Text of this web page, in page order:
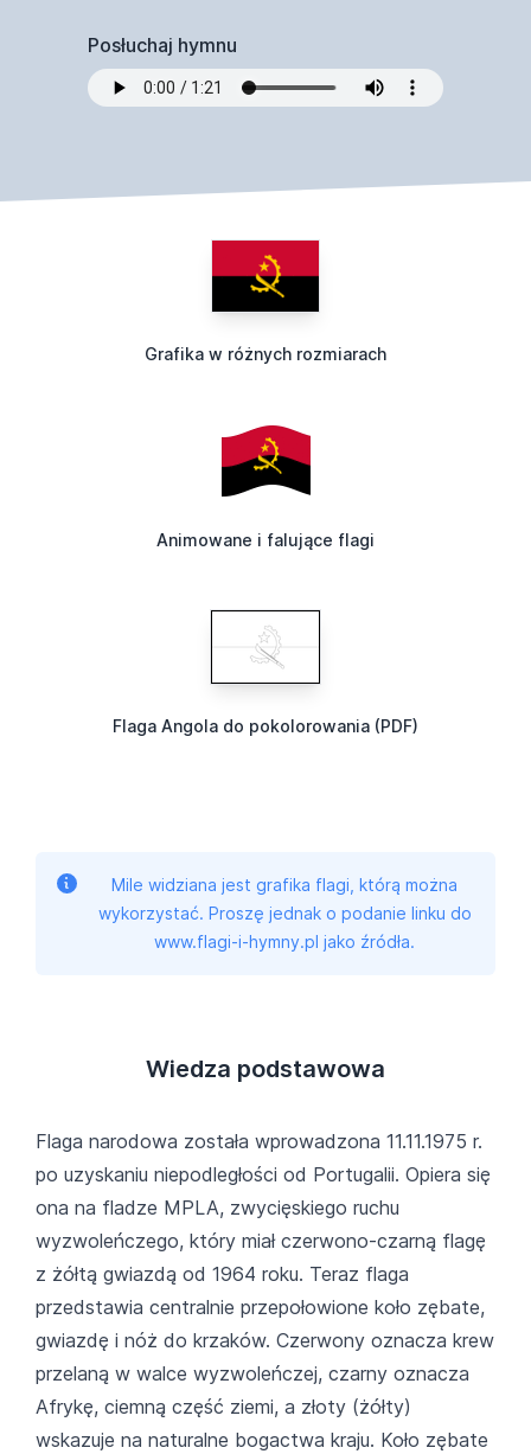
Posłuchaj hymnu
Grafika w różnych rozmiarach
Animowane i falujące flagi
Flaga Angola do pokolorowania (PDF)
Mile widziana jest grafika flagi, którą można
wykorzystać. Proszę jednak o podanie linku do
www.flagi-i-hymny.pl jako źródła.
Wiedza podstawowa
Flaga narodowa została wprowadzona 11.11.1975 r.
po uzyskaniu niepodległości od Portugalii. Opiera się
ona na fladze MPLA, zwycięskiego ruchu
wyzwoleńczego, który miał czerwono-czarną flagę
z żółtą gwiazdą od 1964 roku. Teraz flaga
przedstawia centralnie przepołowione koło zębate,
gwiazdę i nóż do krzaków. Czerwony oznacza krew
przelaną w walce wyzwoleńczej, czarny oznacza
Afrykę, ciemną część ziemi, a złoty (żółty)
wskazuje na naturalne bogactwa kraju. Koło zębate